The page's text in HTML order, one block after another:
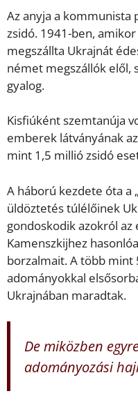
Az anyja a kommunista
zsidó. 1941-ben,
megszállta Ukrajnát
német megszállók elől,
gyalog.
Kisfiúként szemtanúja
emberek látványának
mint 1,5 millió zsidó
A háború kezdete óta a
üldöztetés túlélőinek
gondoskodik azokról
Kamenszkijhez
borzalmait. A több mint
adományokkal
Ukrajnában maradtak.
De miközben
adományozási